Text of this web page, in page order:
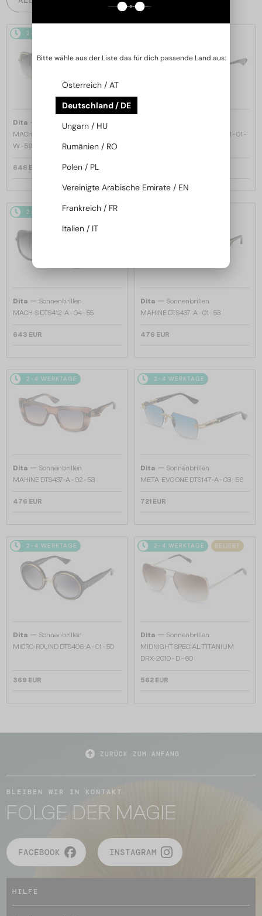
2-4 WERKTAGE
Dita —
Sonnenbrillen
MACH ONE DRX-2030 TITANIUM -
W - 59
646 EUR
MACH SIX//TITANIUM DTS121 - 01 -
2-4 WERKTAGE
Dita — Sonnenbrillen
MACH-S DTS412-A - 04 - 55
643 EUR
Dita — Sonnenbrillen
MAHINE DTS437-A - 01 - 53
476 EUR
2-4 WERKTAGE
Dita — Sonnenbrillen
MAHINE DTS437-A - 02 - 53
476 EUR
2-4 WERKTAGE
Dita — Sonnenbrillen
META-EVO ONE DTS147-A - 03 - 56
721 EUR
2-4 WERKTAGE
Dita — Sonnenbrillen
MICRO-ROUND DTS406-A - 01 - 50
369 EUR
2-4 WERKTAGE BELIEBT
Dita — Sonnenbrillen
MIDNIGHT SPECIAL TITANIUM
DRX-2010 - D - 60
562 EUR
ZURÜCK ZUM ANFANG
BLEIBEN WIR IN KONTAKT
FOLGE DER MAGIE
FACEBOOK INSTAGRAM
HILFE
Bitte wähle aus der Liste das für dich passende Land aus:
Österreich / AT
Deutschland / DE
Ungarn / HU
Rumänien / RO
Polen / PL
Vereinigte Arabische Emirate / EN
Frankreich / FR
Italien / IT